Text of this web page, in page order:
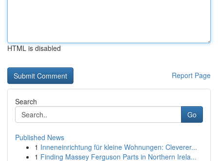
HTML is disabled
Report Page
Search
Go
Published News
1 Inneneinrichtung für kleine Wohnungen: Cleverer...
1 Finding Massey Ferguson Parts in Northern Irela...